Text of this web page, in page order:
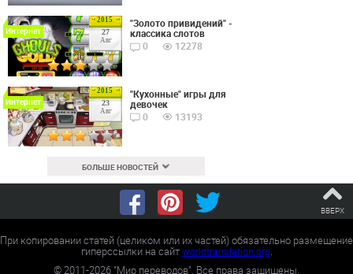
2015
27
Авг
Интернет
"Золото привидений" -
классика слотов
0
12278
2015
23
Авг
Интернет
"Кухонные" игры для
девочек
0
13193
БОЛЬШЕ НОВОСТЕЙ
ВВЕРХ
При копировании статей (целиком или их частей) обязательно размещение
гиперссылки на сайтworldtranslation.org.
©2011-2026 "Мир переводов". Все права защищены.